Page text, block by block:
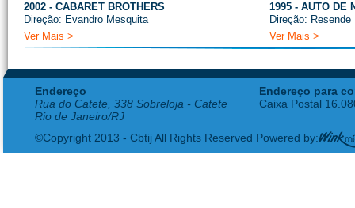
2002 - CABARET BROTHERS
Direção: Evandro Mesquita
Ver Mais >
1995 - AUTO DE
Direção: Resende
Ver Mais >
Endereço
Rua do Catete, 338 Sobreloja - Catete
Rio de Janeiro/RJ
Endereço para
Caixa Postal
©Copyright 2013 - Cbtij All Rights Reserved Powered by: